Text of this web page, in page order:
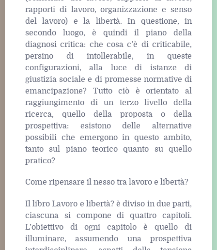
rapporti di lavoro, organizzazione e senso
del lavoro) e la libertà. In questione, in
secondo luogo, è quindi il piano della
diagnosi critica: che cosa c’è di criticabile,
persino di intollerabile, in queste
configurazioni, alla luce di istanze di
giustizia sociale e di promesse normative di
emancipazione? Tutto ciò è orientato al
raggiungimento di un terzo livello della
ricerca, quello della proposta o della
prospettiva: esistono delle alternative
possibili che emergono in questo ambito,
tanto sul piano teorico quanto su quello
pratico?
Come ripensare il nesso tra lavoro e libertà?
Il libro Lavoro e libertà? è diviso in due parti,
ciascuna si compone di quattro capitoli.
L’obiettivo di ogni capitolo è quello di
illuminare, assumendo una prospettiva